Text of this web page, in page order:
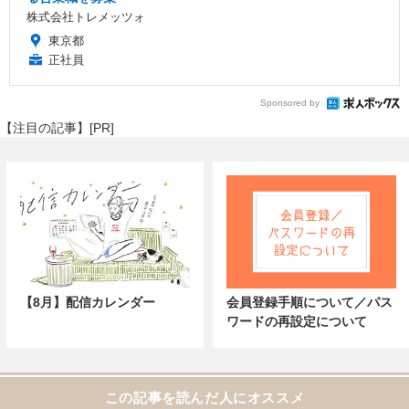
株式会社トレメッツォ
東京都
正社員
Sponsored by
【注目の記事】[PR]
【8月】配信カレンダー
会員登録手順について／パス
ワードの再設定について
この記事を読んだ人にオススメ